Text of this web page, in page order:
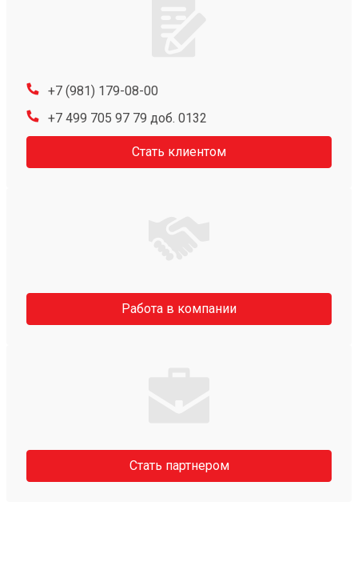
+7 (981) 179-08-00
+7 499 705 97 79 доб. 0132
Стать клиентом
Работа в компании
Стать партнером